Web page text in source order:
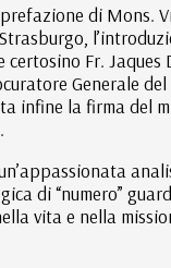
di Mons.
certosino Fr. Jaques
Generale del
infine la firma del
di “numero”
vita e nella